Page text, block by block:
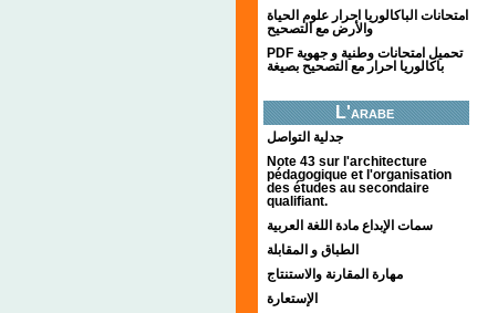
امتحانات الباكالوريا احرار علوم الحياة
والأرض مع التصحيح
PDF تحميل امتحانات وطنية و جهوية
باكالوريا احرار مع التصحيح بصيغة
L'arabe
جدلية التواصل
Note 43 sur l'architecture
pédagogique et l'organisation
des études au secondaire
qualifiant.
سمات الإبداع مادة اللغة العربية
الطباق و المقابلة
مهارة المقارنة والاستنتاج
الإستعارة